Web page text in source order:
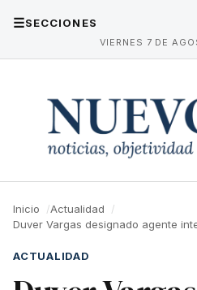
☰SECCIONES
VIERNES 7 DE
Inicio
Actualidad
Duver Vargas designado agente
ACTUALIDAD